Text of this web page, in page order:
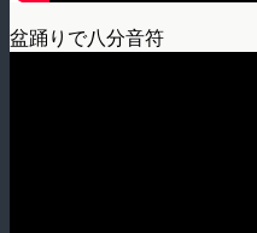
盆踊りで八分音符